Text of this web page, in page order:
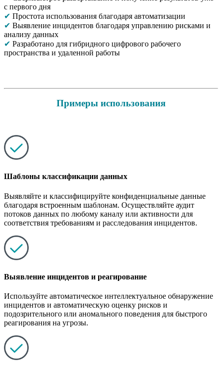
с первого дня
✔ Простота использования благодаря автоматизации
✔ Выявление инцидентов благодаря управлению рисками и
анализу данных
✔ Разработано для гибридного цифрового рабочего
пространства и удаленной работы
Примеры использования
Шаблоны классификации данных
Выявляйте и классифицируйте конфиденциальные данные
благодаря встроенным шаблонам. Осуществляйте аудит
потоков данных по любому каналу или активности для
соответствия требованиям и расследования инцидентов.
Выявление инцидентов и реагирование
Используйте автоматическое интеллектуальное обнаружение
инцидентов и автоматическую оценку рисков и
подозрительного или аномального поведения для быстрого
реагирования на угрозы.